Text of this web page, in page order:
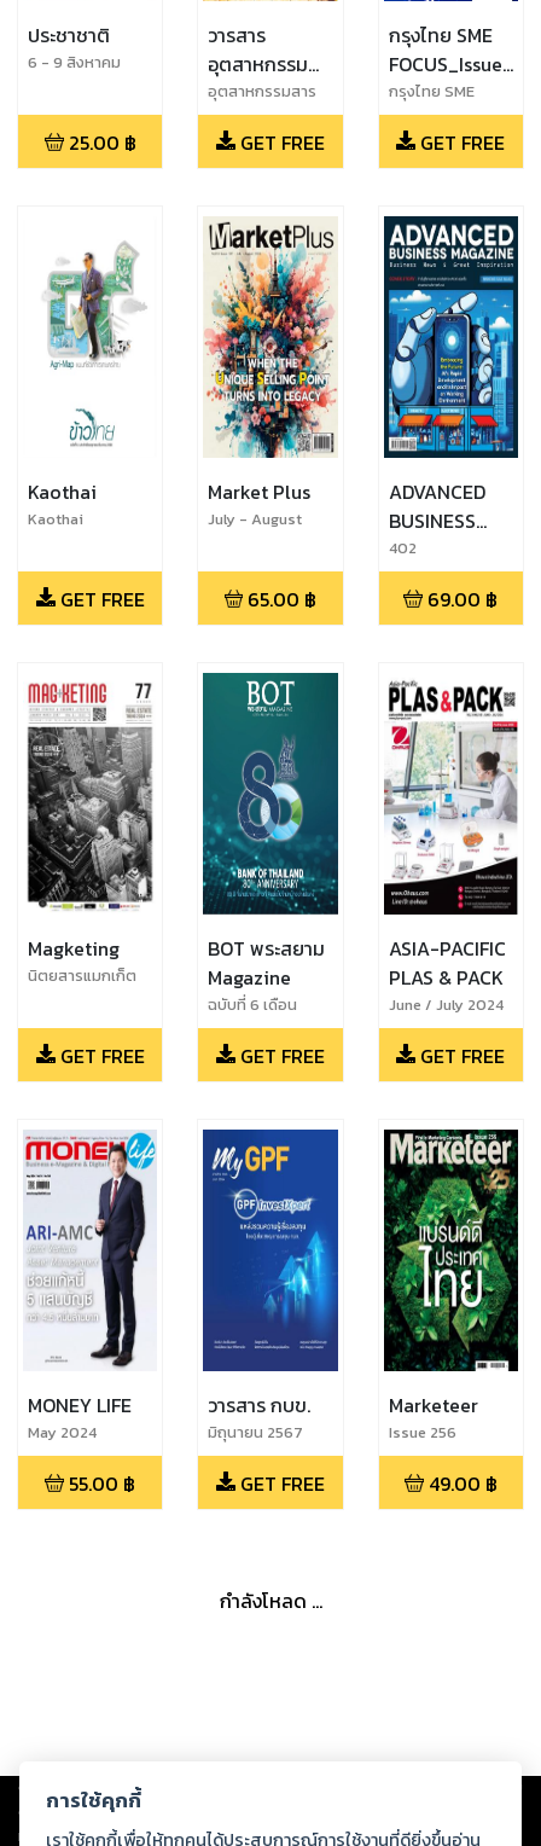
ประชาชาติ
6 - 9 สิงหาคม
25.00 ฿
วารสาร
อุตสาหกรรม
สาร
อุตสาหกรรมสาร
GET FREE
กรุงไทย SME
FOCUS_Issue
42_May -
July 2024
กรุงไทย SME
FOCUS_Issue
42_May - July
2024
GET FREE
Kaothai
Kaothai
December 2017
GET FREE
Market Plus
July - August
65.00 ฿
ADVANCED
BUSINESS
MAGAZINE
402
69.00 ฿
Magketing
นิตยสารแมกเก็ต
ฉบับ 77
GET FREE
BOT​ พระสยาม
Magazine
ฉบับที่ 6 เดือน
พฤศจิกายน -
ธันวาคม 2564
GET FREE
ASIA-PACIFIC
PLAS & PACK
June / July 2024
GET FREE
MONEY LIFE
May 2024
55.00 ฿
วารสาร กบข.
มิถุนายน 2567
GET FREE
Marketeer
Issue 256
49.00 ฿
กำลังโหลด ...
Copyright © 2026
ต่อผลงานหรือเนื้อหาใดที่อัปโหลดผ่านเว็บไซต์และปรากฏว่าละเมิดสิทธิใน
ทรัพย์สินทางปัญญาของบุคคลอื่นหรือขัดต่อกฎหมายและศีลธรรม ดังนั้น ผู้อ่าน
การใช้คุกกี้
เราใช้คุกกี้เพื่อให้ทุกคนได้ประสบการณ์การใช้งานที่ดียิ่งขึ้นอ่าน